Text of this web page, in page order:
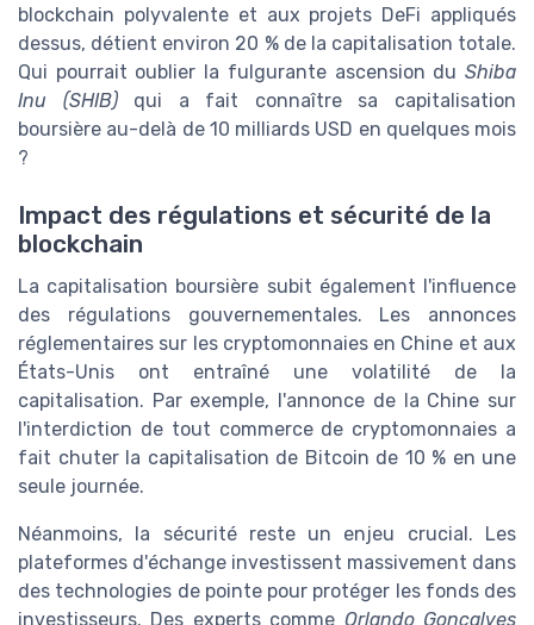
blockchain polyvalente et aux projets DeFi appliqués
dessus, détient environ 20 % de la capitalisation totale.
Qui pourrait oublier la fulgurante ascension du Shiba
Inu (SHIB)qui a fait connaître sa capitalisation
boursière au-delà de 10 milliards USD en quelques mois
?
Impact des régulations et sécurité de la
blockchain
La capitalisation boursière subit également l'influence
des régulations gouvernementales. Les annonces
réglementaires sur les cryptomonnaies en Chine et aux
États-Unis ont entraîné une volatilité de la
capitalisation. Par exemple, l'annonce de la Chine sur
l'interdiction de tout commerce de cryptomonnaies a
fait chuter la capitalisation de Bitcoin de 10 % en une
seule journée.
Néanmoins, la sécurité reste un enjeu crucial. Les
plateformes d'échange investissent massivement dans
des technologies de pointe pour protéger les fonds des
investisseurs. Des experts comme Orlando Goncalves